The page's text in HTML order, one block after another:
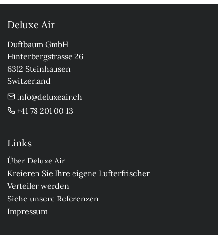
Deluxe Air
Duftbaum GmbH
Hinterbergstrasse 26
6312 Steinhausen
Switzerland
info@deluxeair.ch
+41 78 201 00 13
Links
Über Deluxe Air
Kreieren Sie Ihre eigene Lufterfrischer
Verteiler werden
Siehe unsere Referenzen
Impressum